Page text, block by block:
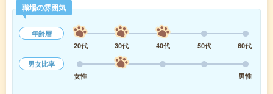
職場の雰囲気
年齢層
20代
30代 40代 50代
60代
男女比率
女性
男性